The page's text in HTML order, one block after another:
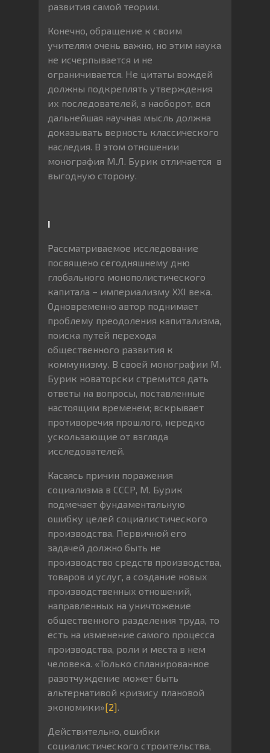
развития самой теории.
Конечно, обращение к своим
учителям очень важно, но этим наука
не исчерпывается и не
ограничивается. Не цитаты вождей
должны подкреплять утверждения
их последователей, а наоборот, вся
дальнейшая научная мысль должна
доказывать верность классического
наследия. В этом отношении
монография М.Л. Бурик отличается в
выгодную сторону.
I
Рассматриваемое исследование
посвящено сегодняшнему дню
глобального монополистического
капитала – империализму XXI века.
Одновременно автор поднимает
проблему преодоления капитализма,
поиска путей перехода
общественного развития к
коммунизму. В своей монографии М.
Бурик новаторски стремится дать
ответы на вопросы, поставленные
настоящим временем; вскрывает
противоречия прошлого, нередко
ускользающие от взгляда
исследователей.
Касаясь причин поражения
социализма в СССР, М. Бурик
подмечает фундаментальную
ошибку целей социалистического
производства. Первичной его
задачей должно быть не
производство средств производства,
товаров и услуг, а создание новых
производственных отношений,
направленных на уничтожение
общественного разделения труда, то
есть на изменение самого процесса
производства, роли и места в нем
человека. «Только спланированное
разотчуждение может быть
альтернативой кризису плановой
экономики»[2].
Действительно, ошибки
социалистического строительства,